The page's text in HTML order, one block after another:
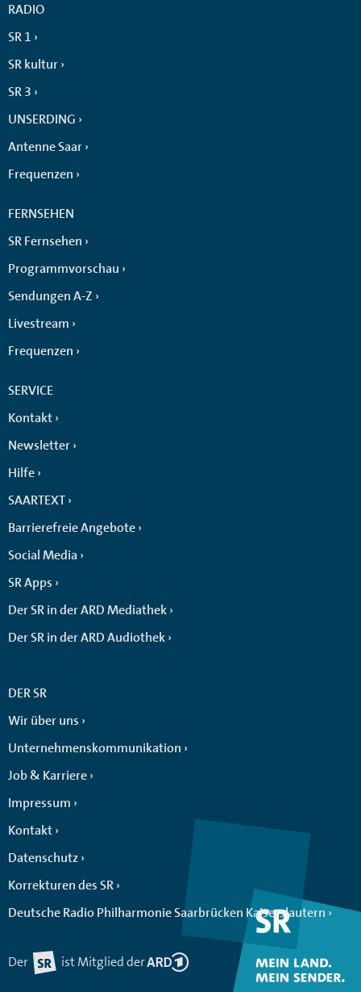
RADIO
SR 1
SR kultur
SR 3
UNSERDING
Antenne Saar
Frequenzen
FERNSEHEN
SR Fernsehen
Programmvorschau
Sendungen A-Z
Livestream
Frequenzen
SERVICE
Kontakt
Newsletter
Hilfe
SAARTEXT
Barrierefreie Angebote
Social Media
SR Apps
Der SR in der ARD Mediathek
Der SR in der ARD Audiothek
DER SR
Wir über uns
Unternehmenskommunikation
Job & Karriere
Impressum
Kontakt
Datenschutz
Korrekturen des SR
Deutsche Radio Philharmonie Saarbrücken Kaiserslautern
Der ist Mitglied der